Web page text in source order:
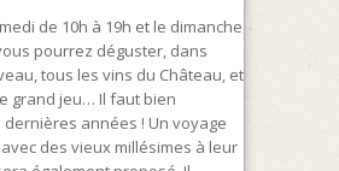
de 10h à 19h et le dimanche
pourrez déguster, dans
tous les vins du Château, et
grand jeu… Il faut bien
années ! Un voyage
des vieux millésimes à leur